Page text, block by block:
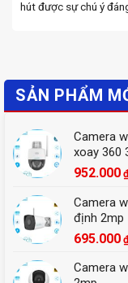
hút được sự chú ý
SẢN PHẨM
Camera
xoay 360
952.000
Camera
định 2mp
695.000
Camera